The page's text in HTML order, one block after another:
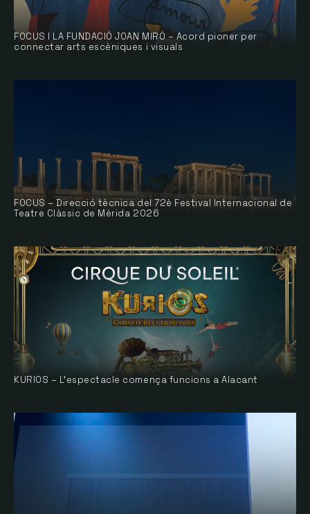
FOCUS I LA FUNDACIÓ JOAN MIRÓ – Acord pioner per
connectar arts escèniques i visuals
FOCUS – Direcció tècnica del 72è Festival Internacional de
Teatre Clàssic de Mèrida 2026
KURIOS – L’espectacle comença funcions a Alacant